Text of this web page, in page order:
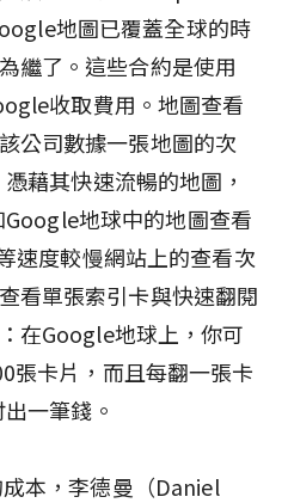
地圖已覆蓋全球的時
繼了。這些合約是使用
收取費用。地圖查看
公司數據一張地圖的次
藉其快速流暢的地圖，
地球中的地圖查看
速度較慢網站上的查看次
看單張索引卡與快速翻閱
在Google地球上，你可
張卡片，而且每翻一張卡
一筆錢。
本，李德曼（Daniel